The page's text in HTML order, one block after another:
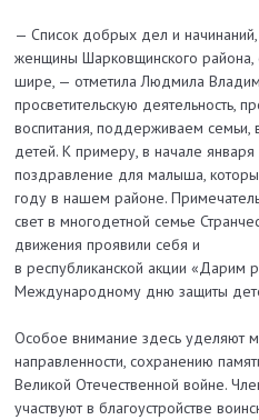
— Список добрых дел и
женщины Шарковщинского района,
шире, — отметила Людмила
просветительскую деятельность,
воспитания, поддерживаем семьи,
детей. К примеру, в начале
поздравление для малыша,
году в нашем районе.
свет в многодетной семье
движения проявили себя и
в республиканской акции «Дарим
Международному дню защиты
Особое внимание здесь уделяют
направленности, сохранению
Великой Отечественной войне.
участвуют в благоустройстве